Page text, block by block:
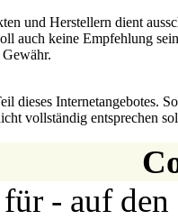
und Herstellern dient
auch keine Empfehlung
dieses Internetangebotes.
vollständig entsprechen
- auf